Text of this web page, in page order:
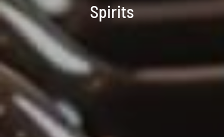
Spirits